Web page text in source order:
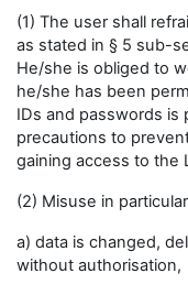
(1) The user shall
as stated in § 5 sub-
He/she is obliged to
he/she has been
IDs and passwords is
precautions to
gaining access to the
(2) Misuse in
a) data is changed,
without authorisation,